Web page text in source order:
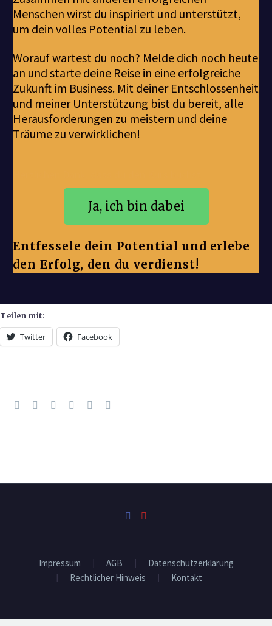
Menschen wirst du inspiriert und unterstützt,
um dein volles Potential zu leben.
Worauf wartest du noch? Melde dich noch heute
an und starte deine Reise in eine erfolgreiche
Zukunft im Business. Mit deiner Entschlossenheit
und meiner Unterstützung bist du bereit, alle
Herausforderungen zu meistern und deine
Träume zu verwirklichen!
Ja, ich bin dabei
Entfessele dein Potential und erlebe
den Erfolg, den du verdienst!
Teilen mit:
Twitter Facebook
Impressum AGB
Datenschutzerklärung
Rechtlicher Hinweis
Kontakt